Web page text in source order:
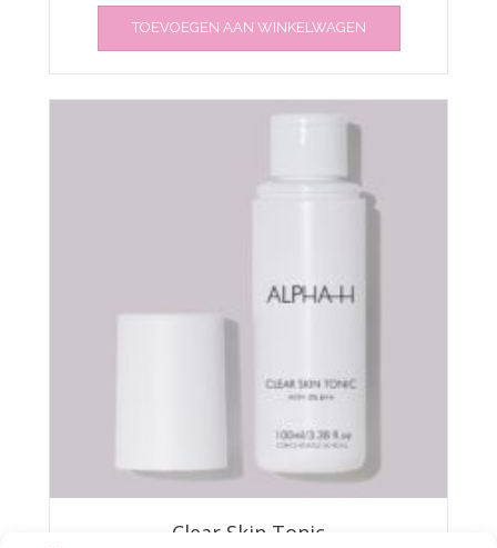
TOEVOEGEN AAN WINKELWAGEN
Clear Skin Tonic